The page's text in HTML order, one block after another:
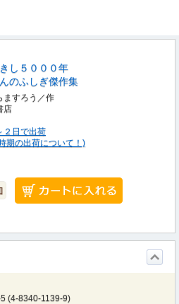
し５０００年
のふしぎ傑作集
ますろう／作
店
２日で出荷
期の出荷について！)
(4-8340-1139-9)